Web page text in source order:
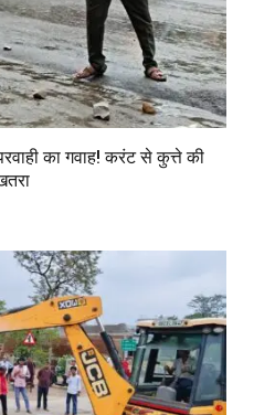
का गवाह! करंट से कुत्ते की